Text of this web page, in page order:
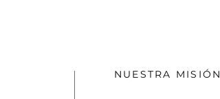
NUESTRA MISIÓN